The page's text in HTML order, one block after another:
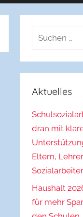
Suchen
Aktuelles
dran mit
Eltern,
Haushalt
für mehr